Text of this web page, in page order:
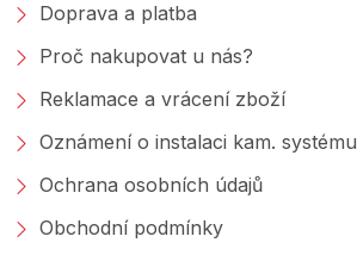
Doprava a platba
Proč nakupovat u nás?
Reklamace a vrácení zboží
Oznámení o instalaci kam. systému
Ochrana osobních údajů
Obchodní podmínky